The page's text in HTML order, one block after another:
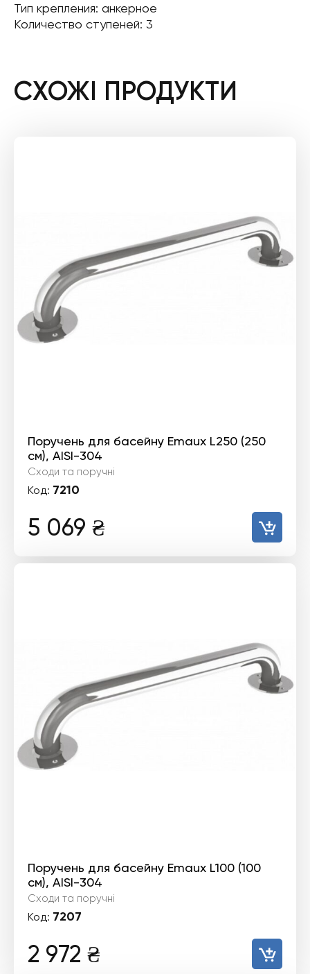
Тип крепления: анкерное
Количество ступеней: 3
СХОЖІ ПРОДУКТИ
Поручень для басейну Emaux L250 (250
см), AISI-304
Сходи та поручні
Код: 7210
5 069 ₴
Поручень для басейну Emaux L100 (100
см), AISI-304
Сходи та поручні
Код: 7207
2 972 ₴